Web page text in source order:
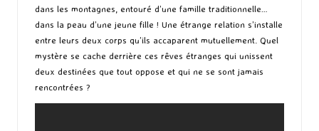
dans les montagnes, entouré d’une famille traditionnelle…
dans la peau d’une jeune fille ! Une étrange relation s’installe
entre leurs deux corps qu’ils accaparent mutuellement. Quel
mystère se cache derrière ces rêves étranges qui unissent
deux destinées que tout oppose et qui ne se sont jamais
rencontrées ?